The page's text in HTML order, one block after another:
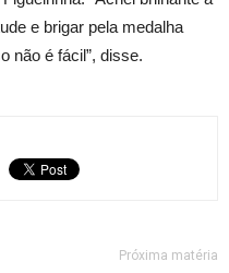
e brigar pela medalha
não é fácil”, disse.
Próxima matéria